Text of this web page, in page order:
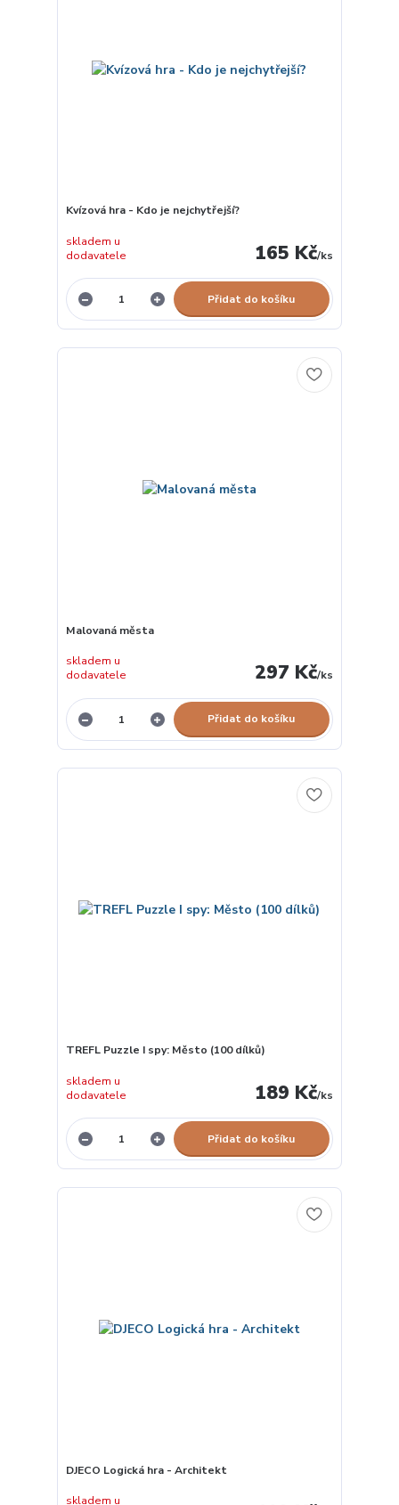
Kvízová hra - Kdo je nejchytřejší?
165 Kč/ks
skladem u
dodavatele
Přidat do košíku
Malovaná města
297 Kč/ks
skladem u
dodavatele
Přidat do košíku
TREFL Puzzle I spy: Město (100 dílků)
189 Kč/ks
skladem u
dodavatele
Přidat do košíku
DJECO Logická hra - Architekt
skladem u